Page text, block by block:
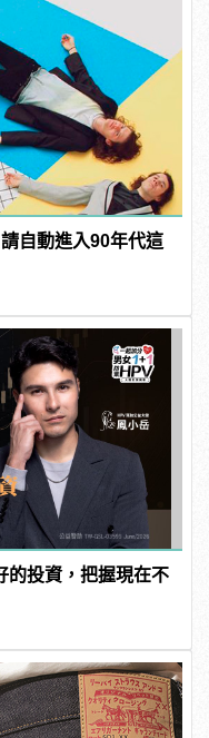
自動進入90年代這
的投資，把握現在不